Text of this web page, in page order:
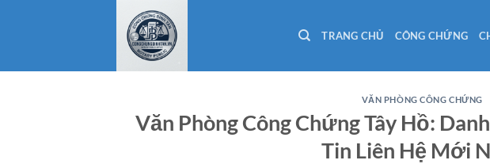
dung
TRANG CHỦ CÔNG CHỨNG
VĂN PHÒNG CÔNG CHỨNG
Văn Phòng Công Chứng Tây Hồ:
Tin Liên Hệ Mới